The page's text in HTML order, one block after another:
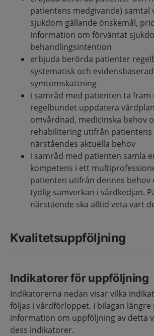
patientens medgivande) samtal
sjukdom gällande önskemål,
information om förväntat
behandlingsintention
erbjuda berörda patienter
systematisk och evidensbaserad
symtomskattning
i samråd med patienten ta fram
regelbundet uppdatera
omvårdnad, medicinska behov
rehabilitering utifrån patientens
närståendes aktuella behov
i samråd med patienten samla
kompetens i ett
patienten utifrån dennes behov
tydlig samverkan i vårdkedjan.
närstående ska alltid veta vart
Kvalitetsuppföljning
Indikatorer för uppföljning
Indikatorerna nedan visar vilka
följas i vårdförloppet. I bilagan
information om uppföljning av detta
dess indikatorer.